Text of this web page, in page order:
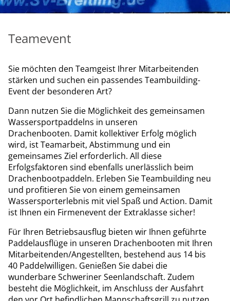
Teamevent
Sie möchten den Teamgeist Ihrer Mitarbeitenden
stärken und suchen ein passendes Teambuilding-
Event der besonderen Art?
Dann nutzen Sie die Möglichkeit des gemeinsamen
Wassersportpaddelns in unseren
Drachenbooten. Damit kollektiver Erfolg möglich
wird, ist Teamarbeit, Abstimmung und ein
gemeinsames Ziel erforderlich. All diese
Erfolgsfaktoren sind ebenfalls unerlässlich beim
Drachenbootpaddeln. Erleben Sie Teambuilding neu
und profitieren Sie von einem gemeinsamen
Wassersporterlebnis mit viel Spaß und Action. Damit
ist Ihnen ein Firmenevent der Extraklasse sicher!
Für Ihren Betriebsausflug bieten wir Ihnen geführte
Paddelausflüge in unseren Drachenbooten mit Ihren
Mitarbeitenden/Angestellten, bestehend aus 14 bis
40 Paddelwilligen. Genießen Sie dabei die
wunderbare Schweriner Seenlandschaft. Zudem
besteht die Möglichkeit, im Anschluss der Ausfahrt